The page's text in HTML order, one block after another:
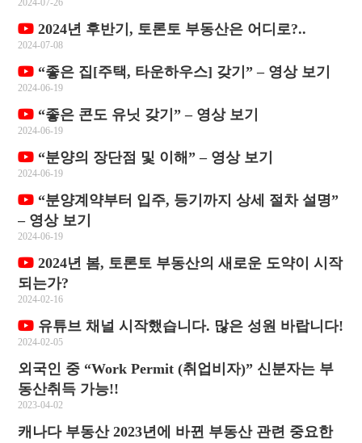
2024-07-26
2024년 후반기, 토론토 부동산은 어디로?..
2024-07-08
“좋은 집[주택, 타운하우스] 갖기” – 영상 보기
2024-06-19
“좋은 콘도 유닛 갖기” – 영상 보기
2024-06-19
“분양의 장단점 및 이해” – 영상 보기
2024-06-19
“분양계약부터 입주, 등기까지 상세 절차 설명”
– 영상 보기
2024-06-19
2024년 봄, 토론토 부동산의 새로운 도약이 시작
되는가?
2024-02-16
유튜브 채널 시작했습니다. 많은 성원 바랍니다!
2024-02-05
외국인 중 “Work Permit (취업비자)” 신분자는 부
동산취득 가능!!
2023-04-02
캐나다 부동산 2023년에 바뀐 부동산 관련 중요한